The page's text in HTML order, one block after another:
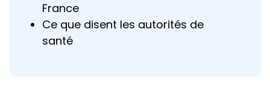
France
Ce que disent les autorités de
santé